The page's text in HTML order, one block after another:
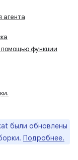
агента
помощью функции
были обновлены
Подробнее.